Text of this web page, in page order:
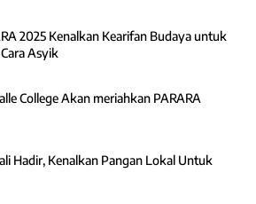
2025 Kenalkan Kearifan Budaya untuk
Asyik
College Akan meriahkan PARARA
Hadir, Kenalkan Pangan Lokal Untuk